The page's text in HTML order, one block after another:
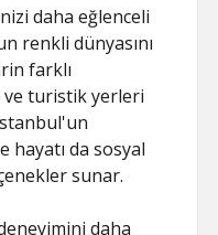
daha eğlenceli
renkli dünyasını
farklı
turistik yerleri
hayatı da sosyal
sunar.
daha